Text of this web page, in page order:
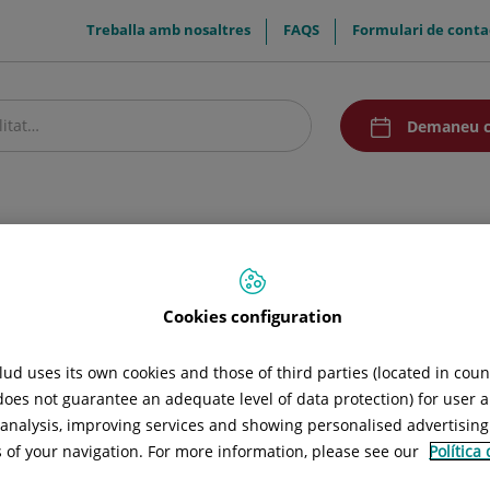
menuTop
Treballa amb nosaltres FAQS Formulari de
menuAcceso
Demaneu
Cookies configuration
uses its own cookies and those of third parties (located in
not guarantee an adequate level of data protection) for user
improving services and showing personalised
of your navigation. For more information, please see our Política